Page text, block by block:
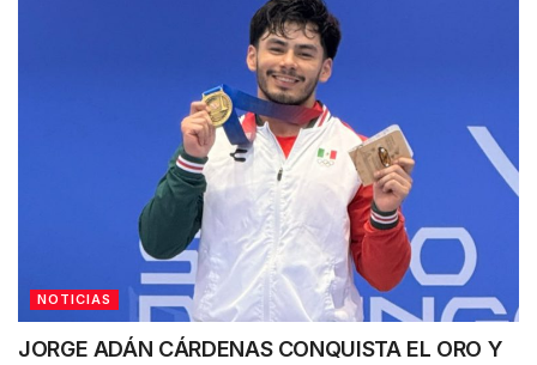
NOTICIAS
JORGE ADÁN CÁRDENAS CONQUISTA EL ORO Y